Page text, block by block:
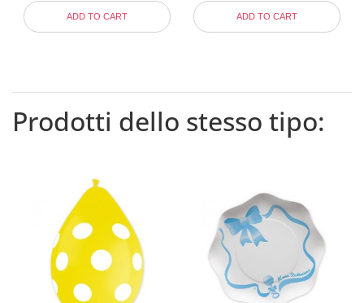
ADD TO CART ADD TO CART
Prodotti dello stesso tipo: